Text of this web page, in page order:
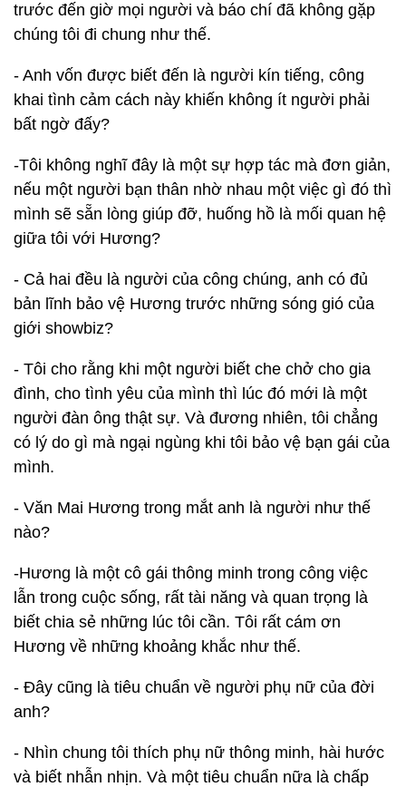
trước đến giờ mọi người và báo chí đã không gặp
chúng tôi đi chung như thế.
- Anh vốn được biết đến là người kín tiếng, công
khai tình cảm cách này khiến không ít người phải
bất ngờ đấy?
-Tôi không nghĩ đây là một sự hợp tác mà đơn giản,
nếu một người bạn thân nhờ nhau một việc gì đó thì
mình sẽ sẵn lòng giúp đỡ, huống hồ là mối quan hệ
giữa tôi với Hương?
- Cả hai đều là người của công chúng, anh có đủ
bản lĩnh bảo vệ Hương trước những sóng gió của
giới showbiz?
- Tôi cho rằng khi một người biết che chở cho gia
đình, cho tình yêu của mình thì lúc đó mới là một
người đàn ông thật sự. Và đương nhiên, tôi chẳng
có lý do gì mà ngại ngùng khi tôi bảo vệ bạn gái của
mình.
- Văn Mai Hương trong mắt anh là người như thế
nào?
-Hương là một cô gái thông minh trong công việc
lẫn trong cuộc sống, rất tài năng và quan trọng là
biết chia sẻ những lúc tôi cần. Tôi rất cám ơn
Hương về những khoảng khắc như thế.
- Đây cũng là tiêu chuẩn về người phụ nữ của đời
anh?
- Nhìn chung tôi thích phụ nữ thông minh, hài hước
và biết nhẫn nhịn. Và một tiêu chuẩn nữa là chấp